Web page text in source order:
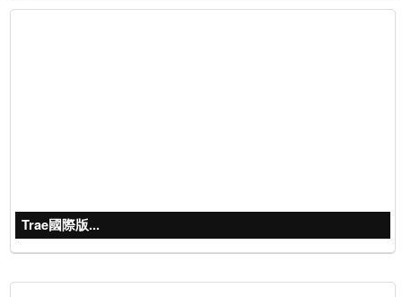
Trae國際版...